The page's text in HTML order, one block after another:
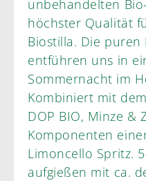
unbehandelten
höchster Qualität für den Limoncello von
Biostilla. Die
entführen uns in eine warme
Sommernacht im
Kombiniert mit dem
DOP BIO, Minze &
Komponenten
Limoncello Spritz.
aufgießen mit ca.